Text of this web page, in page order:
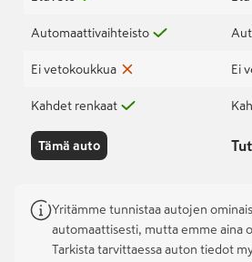
Automaattivaihteisto
Ei vetokoukkua
Kahdet renkaat
Tämä auto
Ei
Yritämme tunnistaa autojen
automaattisesti, mutta emme aina
Tarkista tarvittaessa auton tiedot